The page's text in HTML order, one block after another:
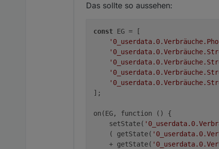
    ));
Das sollte so aussehen:
const EG = [
];
on(EG, function () {
    setState(
    ( getState(
    + getState(